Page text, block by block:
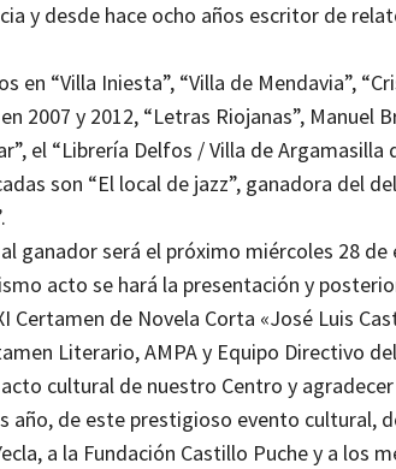
y desde hace ocho años escritor de
en “Villa Iniesta”, “Villa de Mendavia”,
2007 y 2012, “Letras Riojanas”, Manuel
el “Librería Delfos / Villa de
son “El local de jazz”, ganadora del
ganador será el próximo miércoles 28 de
acto se hará la presentación y
Certamen de Novela Corta «José Luis
Literario, AMPA y Equipo Directivo
cultural de nuestro Centro y
año, de este prestigioso evento cultural,
a la Fundación Castillo Puche y a los